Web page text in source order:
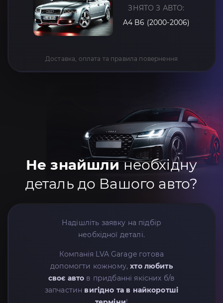
ЗНЯТО З АВТО:
A4 B6 (2000-2006)
Доставка, оплата та правила повернення
Не знайшлинеобхідну
деталь до Вашого авто?
Надішліть заявку на підбір
необхідної деталі.
Компанія LVA Garage готова
допомогти кожному,хто любить
своє авто в придбанні якісних б/в
запчастин вигідно та в найкоротші